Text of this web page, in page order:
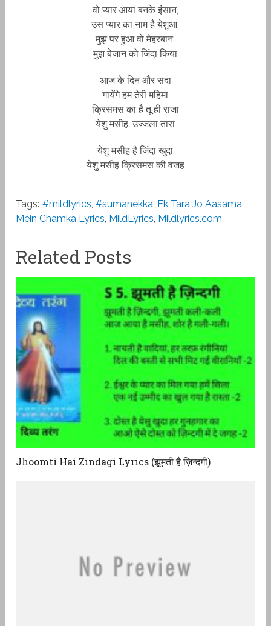
वो प्यार आया बनके इंसान,
उस प्यार का नाम है येशुआ,
मुझ पर हुआ वो मेहरबान,
मुझ बेजान को जिंदा किया
आज के दिन और सदा
गायेंगे हम तेरी महिमा
क्रिसमस का है तू ही राजा
येशु मसीह, उज्जला तारा
येशु मसीह है जिंदा खुदा
येशु मसीह क्रिसमस की वजह
Tags: #mildlyrics,#sumanekka, Ek Tara Jo Aasama
Mein Chamka Lyrics, MildLyrics, Mildlyrics.com
Related Posts
Jhoomti Hai Zindagi Lyrics (झूमती है ज़िन्दगी)